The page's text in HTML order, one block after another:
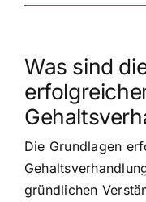
Was sind
Die Grundlagen
gründlichen